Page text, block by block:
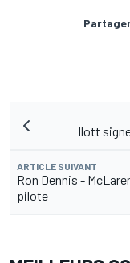
Ilott
ARTICLE SUIVANT
Ron Dennis -
pilote